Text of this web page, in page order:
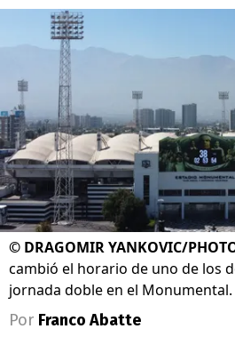
© DRAGOMIR YANKOVIC/
cambió el horario de uno de los
jornada doble en el Monumental.
Por Franco Abatte